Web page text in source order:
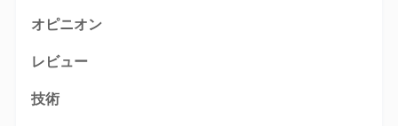
オピニオン
レビュー
技術